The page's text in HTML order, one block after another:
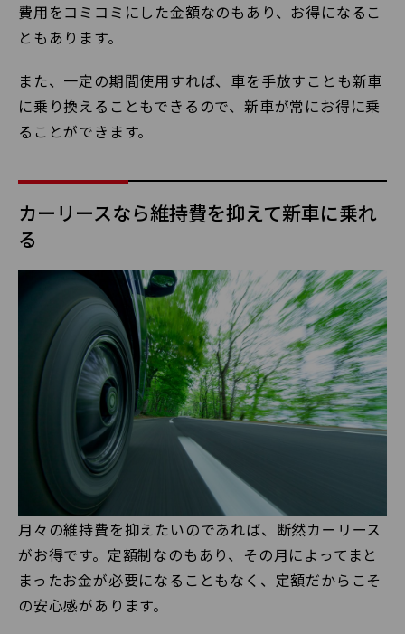
費用をコミコミにした金額なのもあり、お得になるこ
ともあります。
また、一定の期間使用すれば、車を手放すことも新車
に乗り換えることもできるので、新車が常にお得に乗
ることができます。
カーリースなら維持費を抑えて新車に乗れ
る
月々の維持費を抑えたいのであれば、断然カーリース
がお得です。定額制なのもあり、その月によってまと
まったお金が必要になることもなく、定額だからこそ
の安心感があります。